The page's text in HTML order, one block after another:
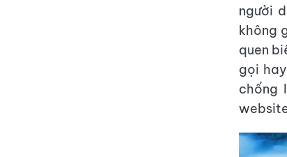
người
không
quen
gọi
chống